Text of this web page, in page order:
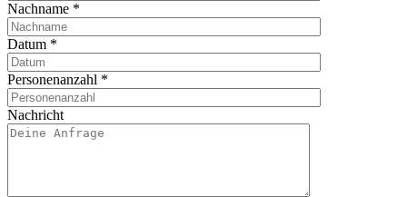
Nachname *
Datum *
Personenanzahl *
Nachricht